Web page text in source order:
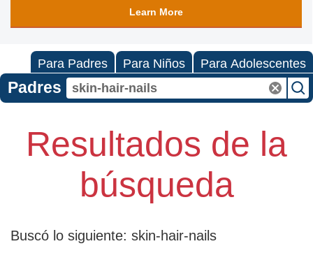
Learn More
Para Padres Para Niños Para Adolescentes
Padres
Resultados de la
búsqueda
Buscó lo siguiente: skin-hair-nails